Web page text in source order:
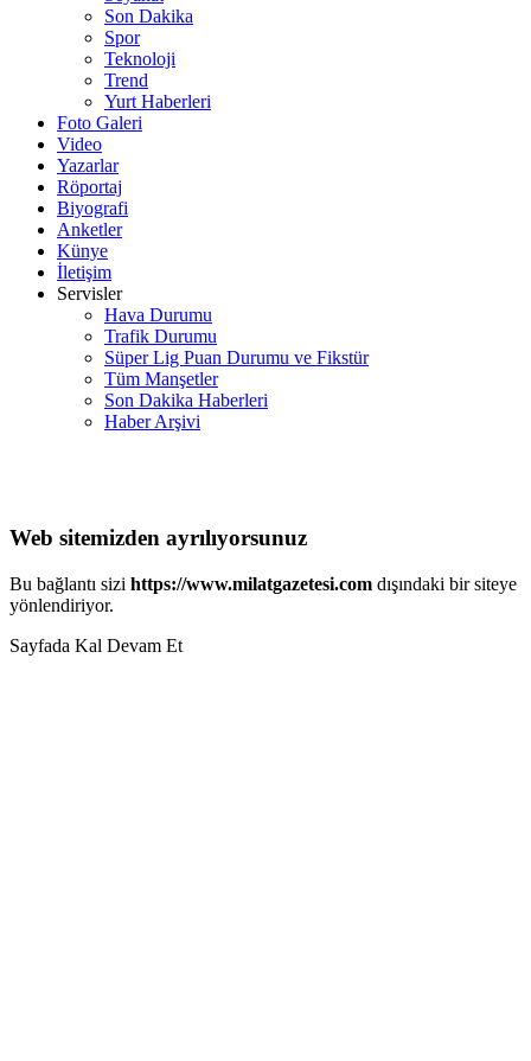
Son Dakika
Spor
Teknoloji
Trend
Yurt Haberleri
Foto Galeri
Video
Yazarlar
Röportaj
Biyografi
Anketler
Künye
İletişim
Servisler
Hava Durumu
Trafik Durumu
Süper Lig Puan Durumu ve Fikstür
Tüm Manşetler
Son Dakika Haberleri
Haber Arşivi
Web sitemizden ayrılıyorsunuz
Bu bağlantı sizi https://www.milatgazetesi.com dışındaki bir siteye
yönlendiriyor.
Sayfada Kal Devam Et